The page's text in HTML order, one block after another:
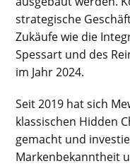
strategische
Zukäufe wie die
Spessart und des
im Jahr 2024.
Seit 2019 hat sich
klassischen Hidden
gemacht und
Markenbekanntheit